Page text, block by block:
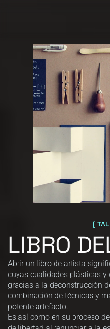
[
LIBRO
Abrir un libro de artista
cuyas cualidades plásticas y
gracias a la deconstrucción
combinación de técnicas y
potente artefacto.
Es así como en su proceso